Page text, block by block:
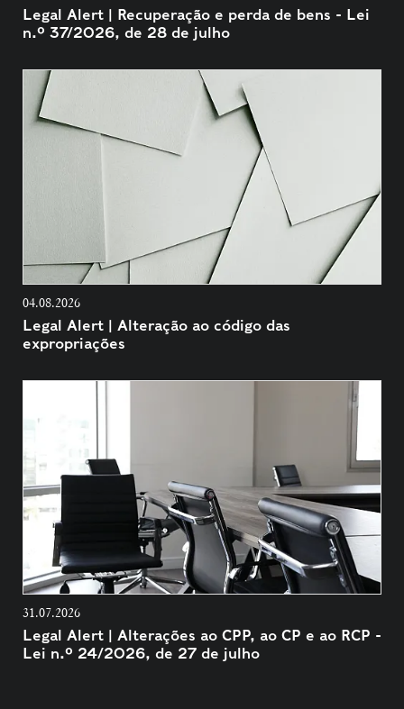
Legal Alert | Recuperação e perda de bens - Lei
n.º 37/2026, de 28 de julho
04.08.2026
Legal Alert | Alteração ao código das
expropriações
31.07.2026
Legal Alert | Alterações ao CPP, ao CP e ao RCP -
Lei n.º 24/2026, de 27 de julho